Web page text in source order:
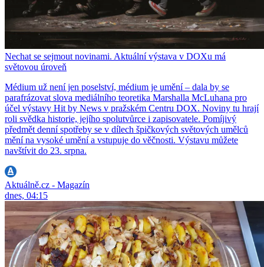
Nechat se sejmout novinami. Aktuální výstava v DOXu má
světovou úroveň
Médium už není jen poselství, médium je umění – dala by se
parafrázovat slova mediálního teoretika Marshalla McLuhana pro
účel výstavy Hit by News v pražském Centru DOX. Noviny tu hrají
roli svědka historie, jejího spolutvůrce i zapisovatele. Pomíjivý
předmět denní spotřeby se v dílech špičkových světových umělců
mění na vysoké umění a vstupuje do věčnosti. Výstavu můžete
navštívit do 23. srpna.
Aktuálně.cz - Magazín
dnes, 04:15